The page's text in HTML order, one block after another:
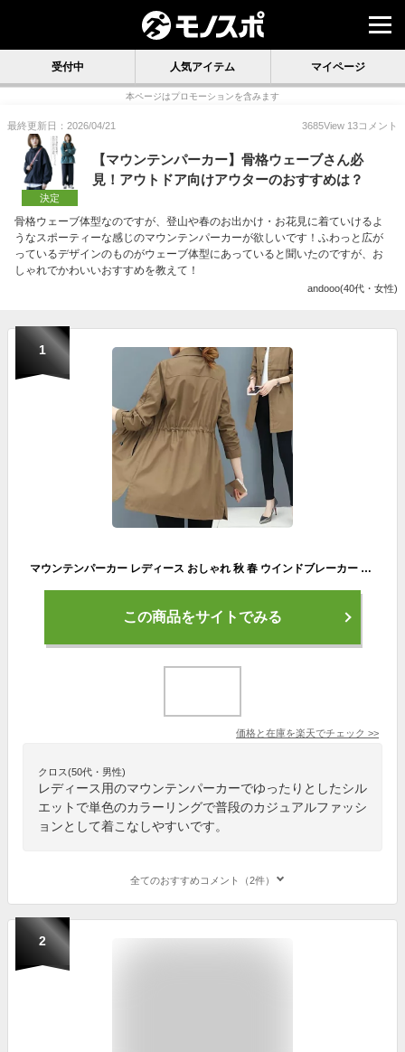
受付中 人気アイテム マイページ
本ページはプロモーションを含みます
最終更新日：2026/04/21 3685View 13コメント
決定
【マウンテンパーカー】骨格ウェーブさん必
見！アウトドア向けアウターのおすすめは？
骨格ウェーブ体型なのですが、登山や春のお出かけ・お花見に着ていけるよ
うなスポーティーな感じのマウンテンパーカーが欲しいです！ふわっと広が
っているデザインのものがウェーブ体型にあっていると聞いたのですが、お
しゃれでかわいいおすすめを教えて！
andooo(40代・女性)
1
マウンテンパーカー レディース おしゃれ 秋 春 ウインドブレーカー ブルゾン 大きいサイズ 40代 30代 50代 20代 ウィンドブレーカー アウター ジャンパー 12878
この商品をサイトでみる
価格と在庫を楽天でチェック >>
クロス(50代・男性)
レディース用のマウンテンパーカーでゆったりとしたシル
エットで単色のカラーリングで普段のカジュアルファッシ
ョンとして着こなしやすいです。
全てのおすすめコメント（2件）
2